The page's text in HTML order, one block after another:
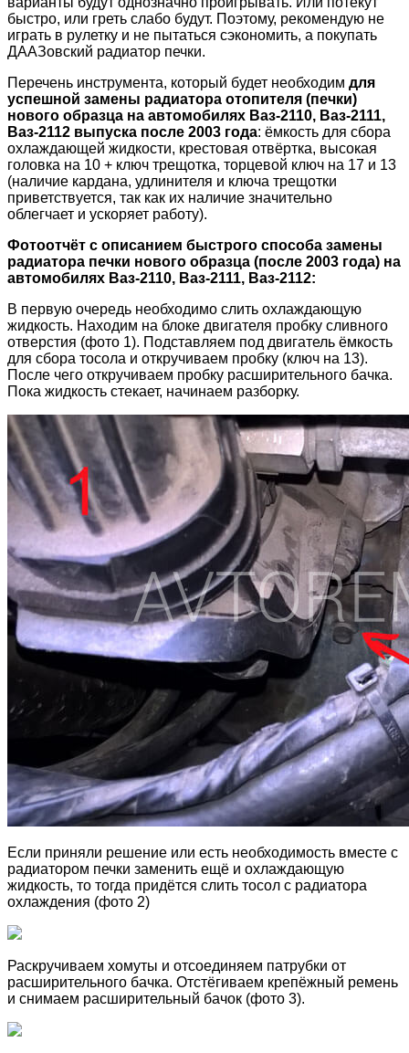
быстро, или греть слабо будут. Поэтому, рекомендую не
играть в рулетку и не пытаться сэкономить, а покупать
ДААЗовский радиатор печки.
Перечень инструмента, который будет необходим для
успешной замены радиатора отопителя (печки)
нового образца на автомобилях Ваз-2110, Ваз-2111,
Ваз-2112 выпуска после 2003 года: ёмкость для сбора
охлаждающей жидкости, крестовая отвёртка, высокая
головка на 10 + ключ трещотка, торцевой ключ на 17 и 13
(наличие кардана, удлинителя и ключа трещотки
приветствуется, так как их наличие значительно
облегчает и ускоряет работу).
Фотоотчёт с описанием быстрого способа замены
радиатора печки нового образца (после 2003 года) на
автомобилях Ваз-2110, Ваз-2111, Ваз-2112:
В первую очередь необходимо слить охлаждающую
жидкость. Находим на блоке двигателя пробку сливного
отверстия (фото 1). Подставляем под двигатель ёмкость
для сбора тосола и откручиваем пробку (ключ на 13).
После чего откручиваем пробку расширительного бачка.
Пока жидкость стекает, начинаем разборку.
Если приняли решение или есть необходимость вместе с
радиатором печки заменить ещё и охлаждающую
жидкость, то тогда придётся слить тосол с радиатора
охлаждения (фото 2)
Раскручиваем хомуты и отсоединяем патрубки от
расширительного бачка. Отстёгиваем крепёжный ремень
и снимаем расширительный бачок (фото 3).